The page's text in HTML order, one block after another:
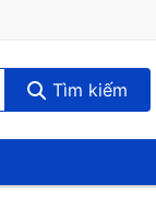
Tìm kiếm